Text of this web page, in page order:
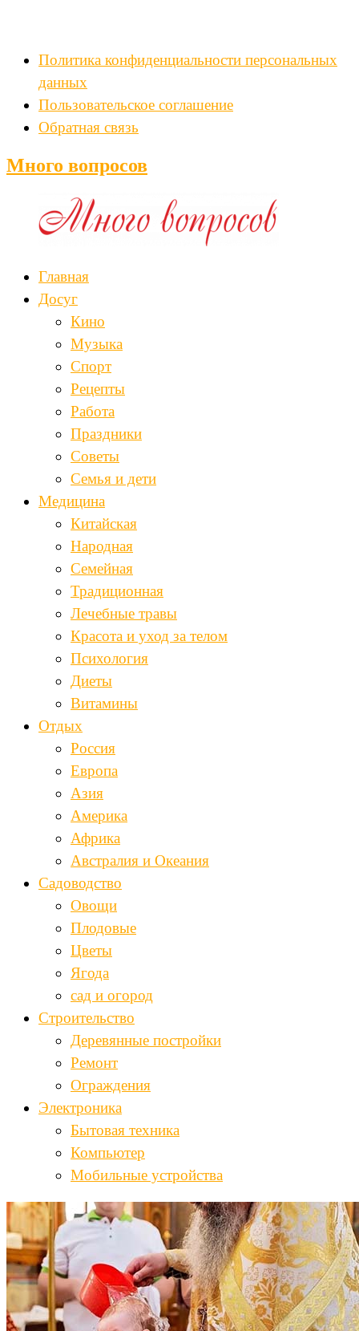
Политика конфиденциальности персональных
данных
Пользовательское соглашение
Обратная связь
Много вопросов
Главная
Досуг
Кино
Музыка
Спорт
Рецепты
Работа
Праздники
Советы
Семья и дети
Медицина
Китайская
Народная
Семейная
Традиционная
Лечебные травы
Красота и уход за телом
Психология
Диеты
Витамины
Отдых
Россия
Европа
Азия
Америка
Африка
Австралия и Океания
Садоводство
Овощи
Плодовые
Цветы
Ягода
сад и огород
Строительство
Деревянные постройки
Ремонт
Ограждения
Электроника
Бытовая техника
Компьютер
Мобильные устройства